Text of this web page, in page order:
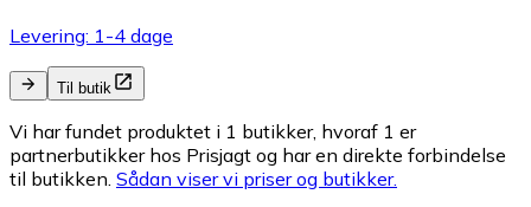
Levering: 1-4 dage
Til butik
Vi har fundet produktet i 1 butikker, hvoraf 1 er
partnerbutikker hos Prisjagt og har en direkte forbindelse
til butikken. Sådan viser vi priser og butikker.